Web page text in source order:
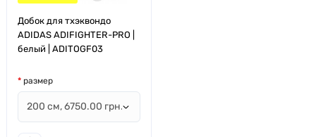
Добок для тхэквондо
ADIDAS ADIFIGHTER-PRO |
белый | ADITOGF03
размер